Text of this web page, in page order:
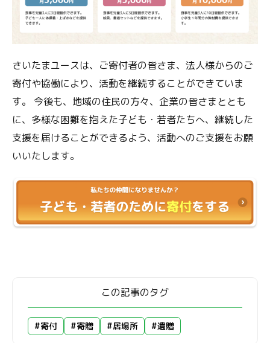
さいたまユースは、ご寄付者の皆さま、法人様からのご
寄付や協働により、活動を継続することができていま
す。 今後も、地域の住民の方々、企業の皆さまととも
に、多様な困難を抱えた子ども・若者たちへ、継続した
支援を届けることができるよう、活動へのご支援をお願
いいたします。
この記事のタグ
#寄付 #寄贈 #居場所 #遺贈